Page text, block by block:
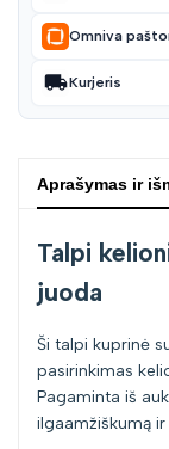
Omniva
Kurjeris
Aprašymas ir
Talpi
juoda
Ši talpi kuprinė
pasirinkimas
Pagaminta iš
ilgaamžiškumą